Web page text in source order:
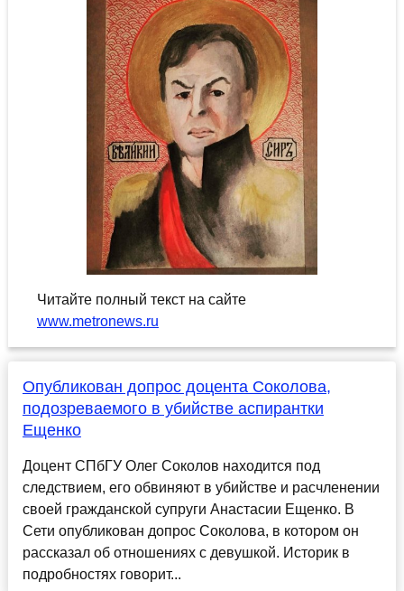
Читайте полный текст на сайте
www.metronews.ru
Опубликован допрос доцента Соколова,
подозреваемого в убийстве аспирантки
Ещенко
Доцент СПбГУ Олег Соколов находится под
следствием, его обвиняют в убийстве и расчленении
своей гражданской супруги Анастасии Ещенко. В
Сети опубликован допрос Соколова, в котором он
рассказал об отношениях с девушкой. Историк в
подробностях говорит...